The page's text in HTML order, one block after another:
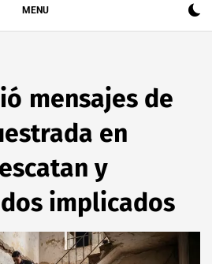
MENU
mensajes de
en
y
implicados